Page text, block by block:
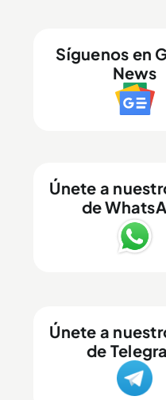
Síguenos en
News
Únete a
de
Únete a
de